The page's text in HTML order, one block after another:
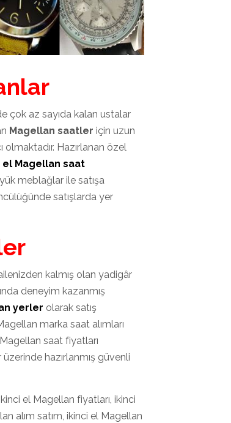
çok az sayıda kalan ustalar
Magellan saatler için uzun
Hazırlanan özel
el Magellan saat
meblağlar ile satışa
satışlarda yer
kalmış olan yadigâr
deneyim kazanmış
yerler olarak satış
marka saat alımları
saat fiyatları
hazırlanmış güvenli
el Magellan fiyatları, ikinci
alım satım, ikinci el Magellan